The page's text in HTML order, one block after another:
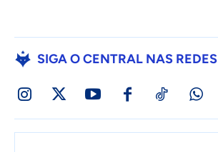
SIGA O CENTRAL NAS REDES